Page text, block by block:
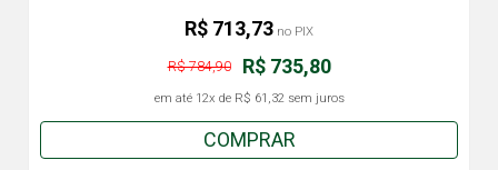
R$ 735,80
R$ 784,90
em até 12x de R$ 61,32sem juros
R$ 713,73 no PIX
COMPRAR